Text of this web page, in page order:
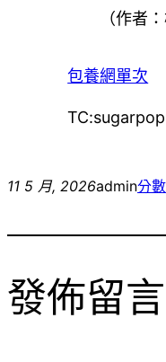
（作者
包養網單次
11 5 月, 2026admin分數
發佈留言